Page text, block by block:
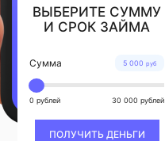
ВЫБЕРИТЕ СУММУ
И СРОК ЗАЙМА
5 000 руб
Сумма
0 рублей 30 000 рублей
ПОЛУЧИТЬ ДЕНЬГИ